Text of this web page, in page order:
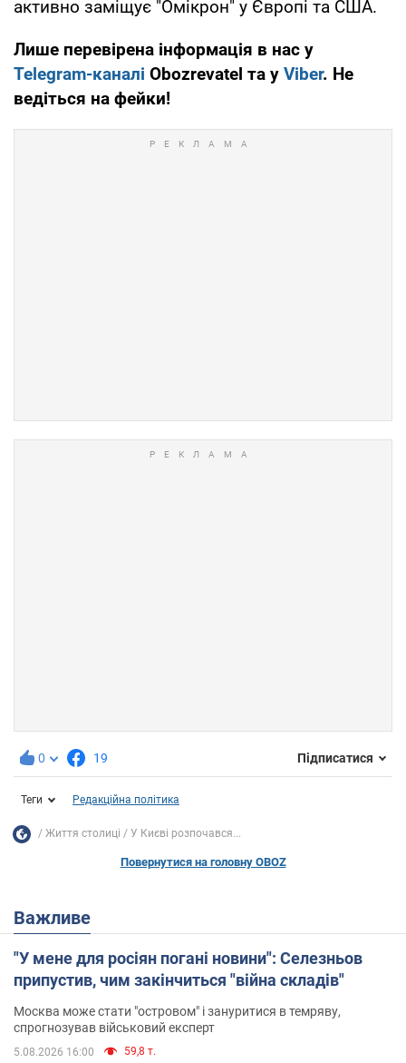
активно заміщує "Омікрон" у Європі та США.
Лише перевірена інформація в нас у
Telegram-каналі Obozrevatel та у Viber. Не
ведіться на фейки!
0 19 Підписатися
Теги Редакційна політика
Життя столиці У Києві розпочався...
Повернутися на головну OBOZ
Важливе
"У мене для росіян погані новини": Селезньов
припустив, чим закінчиться "війна складів"
Москва може стати "островом" і зануритися в темряву,
спрогнозував військовий експерт
5.08.2026 16:00 59,8 т.